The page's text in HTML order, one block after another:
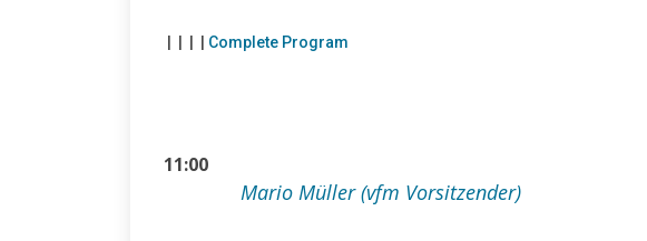
Complete Program
11:00
Mario Müller (vfm Vorsitzender)